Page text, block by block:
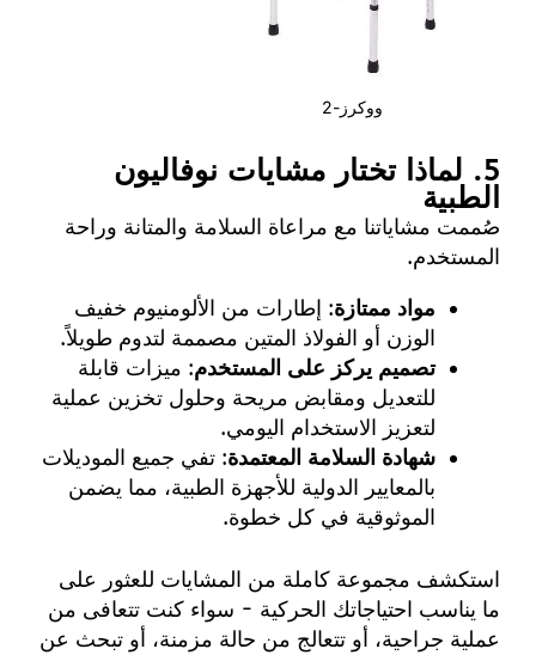
ووكرز-2
5. لماذا تختار مشايات نوفاليون
الطبية
صُممت مشاياتنا مع مراعاة السلامة والمتانة وراحة
المستخدم.
مواد ممتازة: إطارات من الألومنيوم خفيف
الوزن أو الفولاذ المتين مصممة لتدوم طويلاً.
تصميم يركز على المستخدم: ميزات قابلة
للتعديل ومقابض مريحة وحلول تخزين عملية
لتعزيز الاستخدام اليومي.
شهادة السلامة المعتمدة: تفي جميع الموديلات
بالمعايير الدولية للأجهزة الطبية، مما يضمن
الموثوقية في كل خطوة.
استكشفمجموعة كاملة من المشاياتللعثور على
ما يناسب احتياجاتك الحركية - سواء كنت تتعافى من
عملية جراحية، أو تتعالج من حالة مزمنة، أو تبحث عن